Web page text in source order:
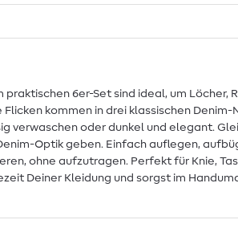
6er-Set sind ideal, um Löcher,
kommen in drei klassischen Denim-
verwaschen oder dunkel und elegant.
Optik geben. Einfach auflegen,
ohne aufzutragen. Perfekt für Knie,
Deiner Kleidung und sorgst im